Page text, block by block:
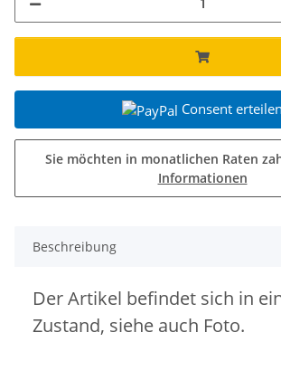
Consent erteilen
Sie möchten in monatlichen Raten
Informationen
Beschreibung
Der Artikel befindet sich in
Zustand, siehe auch Foto.